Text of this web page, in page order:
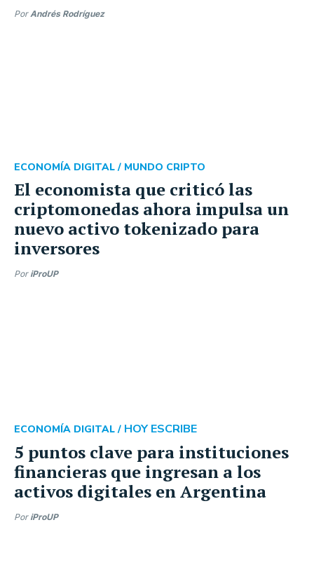
PorAndrés Rodríguez
El economista que criticó las
criptomonedas ahora impulsa un
nuevo activo tokenizado para
inversores
ECONOMÍA DIGITAL / MUNDO CRIPTO
Por iProUP
5 puntos clave para instituciones
financieras que ingresan a los
activos digitales en Argentina
ECONOMÍA DIGITAL / HOY ESCRIBE
Por iProUP